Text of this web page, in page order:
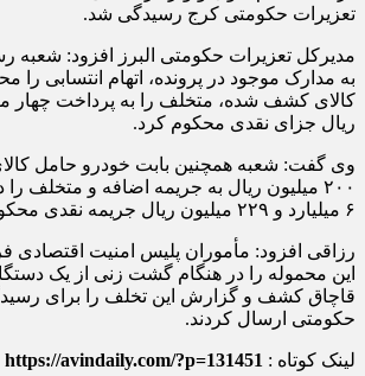
تعزیرات حکومتی کرج رسیدگی شد.
مدیرکل تعزیرات حکومتی البرز افزود: شعبه
به مدارک موجود در پرونده، اتهام انتسابی را
ریال جزای نقدی محکوم کرد.
۲۰۰ میلیون ریال به جریمه اضافه و متخلف
۶ میلیارد و ۲۲۹ میلیون ریال جریمه نقدی محکوم کرد.
رزاقی افزود: مأموران پلیس امنیت اقتصادی
این محموله را در هنگام گشت زنی از یک
قاچاق کشف و گزارش این تخلف را برای
حکومتی ارسال کردند.
لینک کوتاه : https://avindaily.com/?p=131451